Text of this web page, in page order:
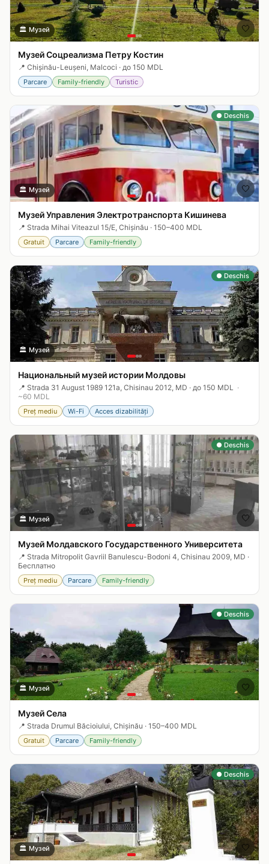
🏛️ Музей 🤍
Музей Соцреализма Петру Костин
📍 Chișinău-Leușeni, Malcoci · до 150 MDL
Parcare Family-friendly Turistic
● Deschis
🏛️ Музей 🤍
Музей Управления Электротранспорта Кишинева
📍 Strada Mihai Viteazul 15/E, Chișinău · 150–400 MDL
Gratuit Parcare Family-friendly
● Deschis
🏛️ Музей 🤍
Национальный музей истории Молдовы
📍 Strada 31 August 1989 121a, Chisinau 2012, MD · до 150 MDL ·
~60 MDL
Preț mediu Wi-Fi Acces dizabilități
● Deschis
🏛️ Музей 🤍
Музей Молдавского Государственного Университета
📍 Strada Mitropolit Gavriil Banulescu-Bodoni 4, Chisinau 2009, MD ·
Бесплатно
Preț mediu Parcare Family-friendly
● Deschis
🏛️ Музей 🤍
Музей Села
📍 Strada Drumul Băcioiului, Chișinău · 150–400 MDL
Gratuit Parcare Family-friendly
● Deschis
🏛️ Музей 🤍